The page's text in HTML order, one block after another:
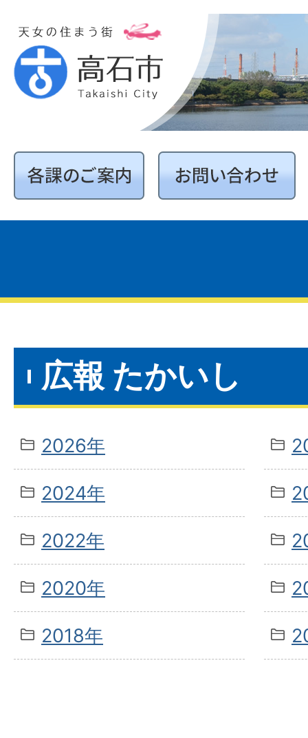
広報 たかいし
2026年
2024年
2022年
2020年
2018年